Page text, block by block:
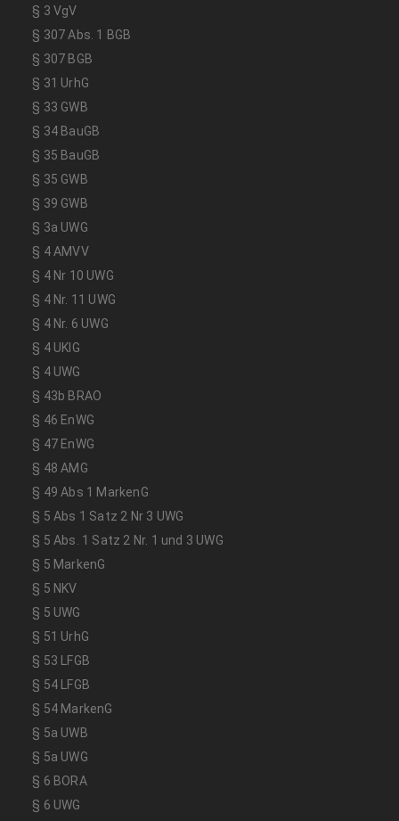
§ 3 VgV
§ 307 Abs. 1 BGB
§ 307 BGB
§ 31 UrhG
§ 33 GWB
§ 34 BauGB
§ 35 BauGB
§ 35 GWB
§ 39 GWB
§ 3a UWG
§ 4 AMVV
§ 4 Nr 10 UWG
§ 4 Nr. 11 UWG
§ 4 Nr. 6 UWG
§ 4 UKlG
§ 4 UWG
§ 43b BRAO
§ 46 EnWG
§ 47 EnWG
§ 48 AMG
§ 49 Abs 1 MarkenG
§ 5 Abs 1 Satz 2 Nr 3 UWG
§ 5 Abs. 1 Satz 2 Nr. 1 und 3 UWG
§ 5 MarkenG
§ 5 NKV
§ 5 UWG
§ 51 UrhG
§ 53 LFGB
§ 54 LFGB
§ 54 MarkenG
§ 5a UWB
§ 5a UWG
§ 6 BORA
§ 6 UWG